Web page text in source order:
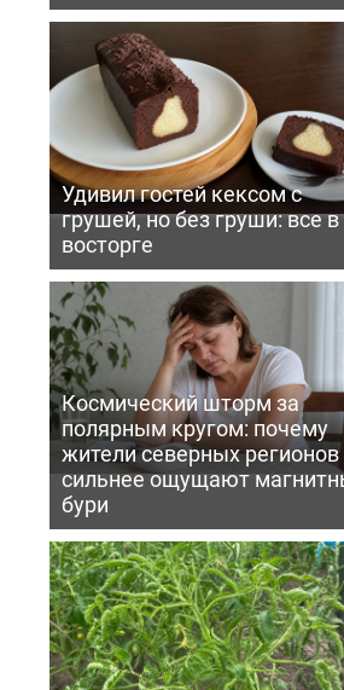
Удивил гостей кексом с
грушей, но без груши: все в
восторге
Космический шторм за
полярным кругом: почему
жители северных регионов
сильнее ощущают
бури